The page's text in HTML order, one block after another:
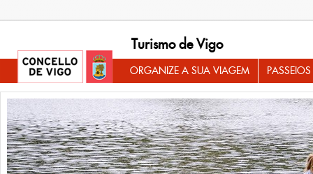
Turismo de Vigo
ORGANIZE A SUA VIAGEM